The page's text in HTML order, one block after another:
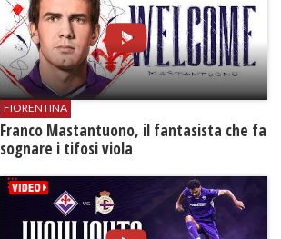
FIORENTINA
Franco Mastantuono, il fantasista che fa
sognare i tifosi viola